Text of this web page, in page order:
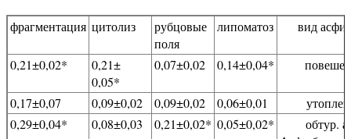
фрагментация цитолиз
рубцовые
поля
липоматоз вид
0,21±0,02*
0,21±
0,05*
0,07±0,02 0,14±0,04*
0,17±0,07 0,09±0,02 0,09±0,02 0,06±0,01
0,29±0,04*
0,08±0,03 0,21±0,02* 0,05±0,02*
обтур.